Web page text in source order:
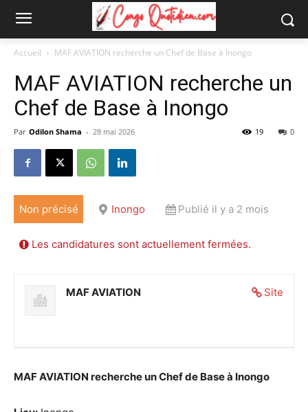
Accueil MAF AVIATION recherche un Chef de Base à Inongo
MAF AVIATION recherche un
Chef de Base à Inongo
Par Odilon Shama - 28 mai 2026 0
19
Non précisé Inongo Publié il y a 2 mois
Les candidatures sont actuellement fermées.
Site
MAF AVIATION
MAF AVIATION recherche un Chef de Base à Inongo